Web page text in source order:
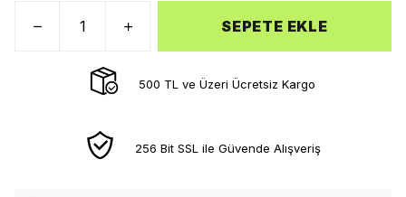
SEPETE EKLE
500 TL ve Üzeri Ücretsiz Kargo
256 Bit SSL ile Güvende Alışveriş